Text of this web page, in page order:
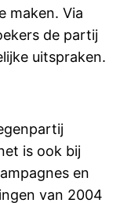
maken. Via
de partij
uitspraken.
is ook bij
en
van 2004